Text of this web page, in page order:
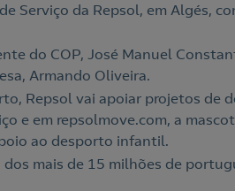
Serviço da Repsol, em Algés,
do COP, José Manuel
Armando Oliveira.
Repsol vai apoiar projetos de
e em repsolmove.com, a
ao desporto infantil.
mais de 15 milhões de